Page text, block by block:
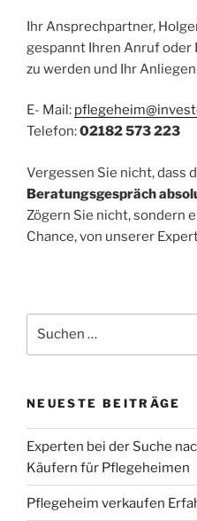
Ihr Ansprechpartner,
gespannt Ihren Anruf oder
zu werden und Ihr
E- Mail:
Telefon:02182 573 223
Vergessen Sie nicht, dass
Beratungsgespräch
Zögern Sie nicht, sondern
Chance, von unserer
nach:
NEUESTE BEITRÄGE
Experten bei der Suche
Käufern für Pflegeheimen
Pflegeheim verkaufen